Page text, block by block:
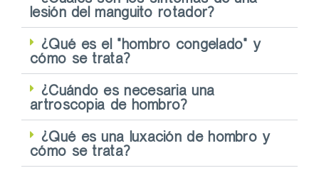
lesión del manguito rotador?
¿Qué es el "hombro congelado" y
cómo se trata?
¿Cuándo es necesaria una
artroscopia de hombro?
¿Qué es una luxación de hombro y
cómo se trata?